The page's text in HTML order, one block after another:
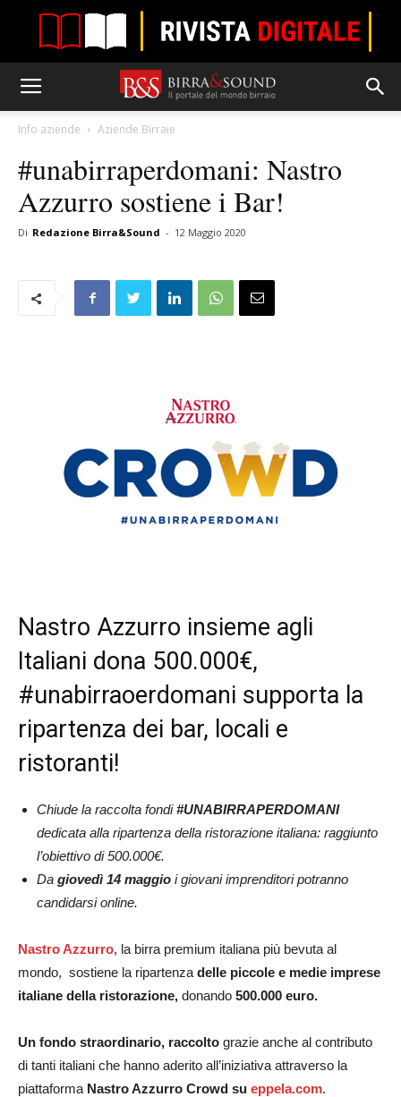
Info aziende Aziende Birraie
#unabirraperdomani: Nastro
Azzurro sostiene i Bar!
Di Redazione Birra&Sound - 12 Maggio 2020
Nastro Azzurro insieme agli
Italiani dona 500.000€,
#unabirraoerdomani supporta la
ripartenza dei bar, locali e
ristoranti!
Chiude la raccolta fondi#UNABIRRAPERDOMANI
dedicata alla ripartenza della ristorazione italiana: raggiunto
l’obiettivo di 500.000€.
Da giovedì 14 maggio i giovani imprenditori potranno
candidarsi online.
Nastro Azzurro, la birra premium italiana più bevuta al
mondo, sostiene la ripartenza delle piccole e medie imprese
italiane della ristorazione, donando 500.000 euro.
Un fondo straordinario, raccolto grazie anche al contributo
di tanti italiani che hanno aderito all’iniziativa attraverso la
piattaforma Nastro Azzurro Crowd su eppela.com.